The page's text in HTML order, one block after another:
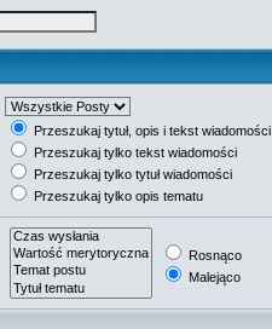
Przeszukaj tytuł, opis i tekst wiadomości
Przeszukaj tylko tekst wiadomości
Przeszukaj tylko tytuł wiadomości
Przeszukaj tylko opis tematu
Rosnąco
Malejąco